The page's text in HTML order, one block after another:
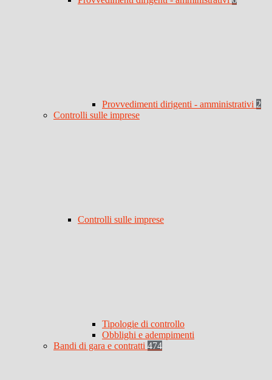
Provvedimenti dirigenti - amministrativi 2
Controlli sulle imprese
Controlli sulle imprese
Tipologie di controllo
Obblighi e adempimenti
Bandi di gara e contratti 474